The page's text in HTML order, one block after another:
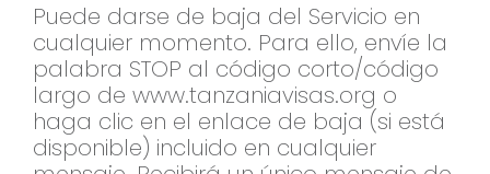
Puede darse de baja del Servicio en
cualquier momento. Para ello, envíe la
palabra STOP al código corto/código
largo de www.tanzaniavisas.org o
haga clic en el enlace de baja (si está
disponible) incluido en cualquier